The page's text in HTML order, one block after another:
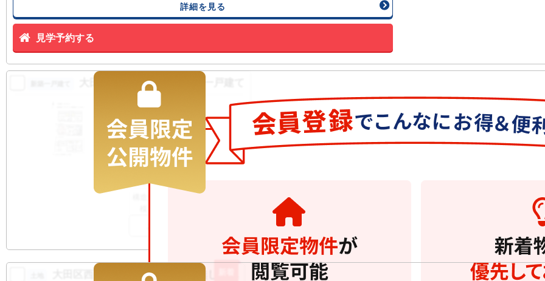
詳細を見る
見学予約する
大田区西六郷２丁目 新築一戸建て
7480万円
大田区西六郷
土地
55.58m2
建物 97.27m 2
間取り
4LDK
築年月
木造 地上3階建て
大田区西六郷２丁目 建築条件無し土地